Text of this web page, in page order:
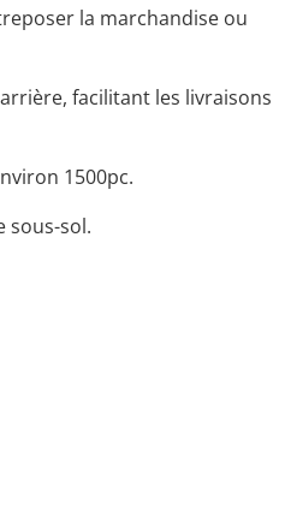
la marchandise ou
facilitant les livraisons
1500pc.
sous-sol.